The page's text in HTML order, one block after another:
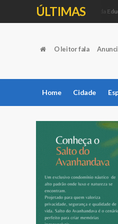
ÚLTIMAS
Educação Profissionais da
O leitor fala
Home Cidade